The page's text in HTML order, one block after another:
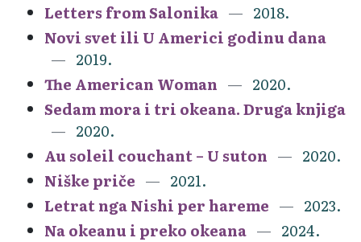
Letters from Salonika
2018.
Novi svet ili U Americi godinu dana
2019.
The American Woman
2020.
Sedam mora i tri okeana. Druga knjiga
2020.
Au soleil couchant – U suton
2020.
Niške priče
2021.
Letrat nga Nishi per hareme
2023.
Na okeanu i preko okeana
2024.